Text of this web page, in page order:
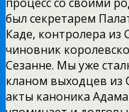
был секретарем
Каде, контролера из
чиновник
Сезанне. Мы уже
кланом выходцев из
акты каноника